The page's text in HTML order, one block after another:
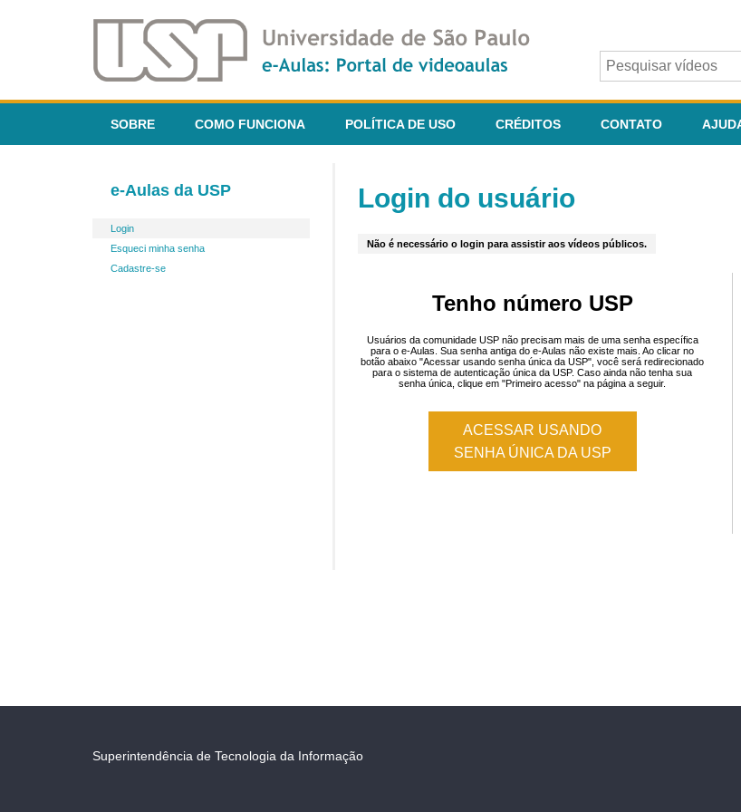
SOBRE COMO FUNCIONA POLÍTICA DE USO CRÉDITOS CONTATO
e-Aulas da USP
Login
Esqueci minha senha
Cadastre-se
Login do usuário
Não é necessário o login para assistir aos vídeos públicos.
Tenho número USP
Usuários da comunidade USP não precisam mais de uma senha específica
para o e-Aulas. Sua senha antiga do e-Aulas não existe mais. Ao clicar no
botão abaixo "Acessar usando senha única da USP", você será redirecionado
para o sistema de autenticação única da USP. Caso ainda não tenha sua
senha única, clique em "Primeiro acesso" na página a seguir.
ACESSAR USANDO
SENHA ÚNICA DA USP
Superintendência de Tecnologia da Informação